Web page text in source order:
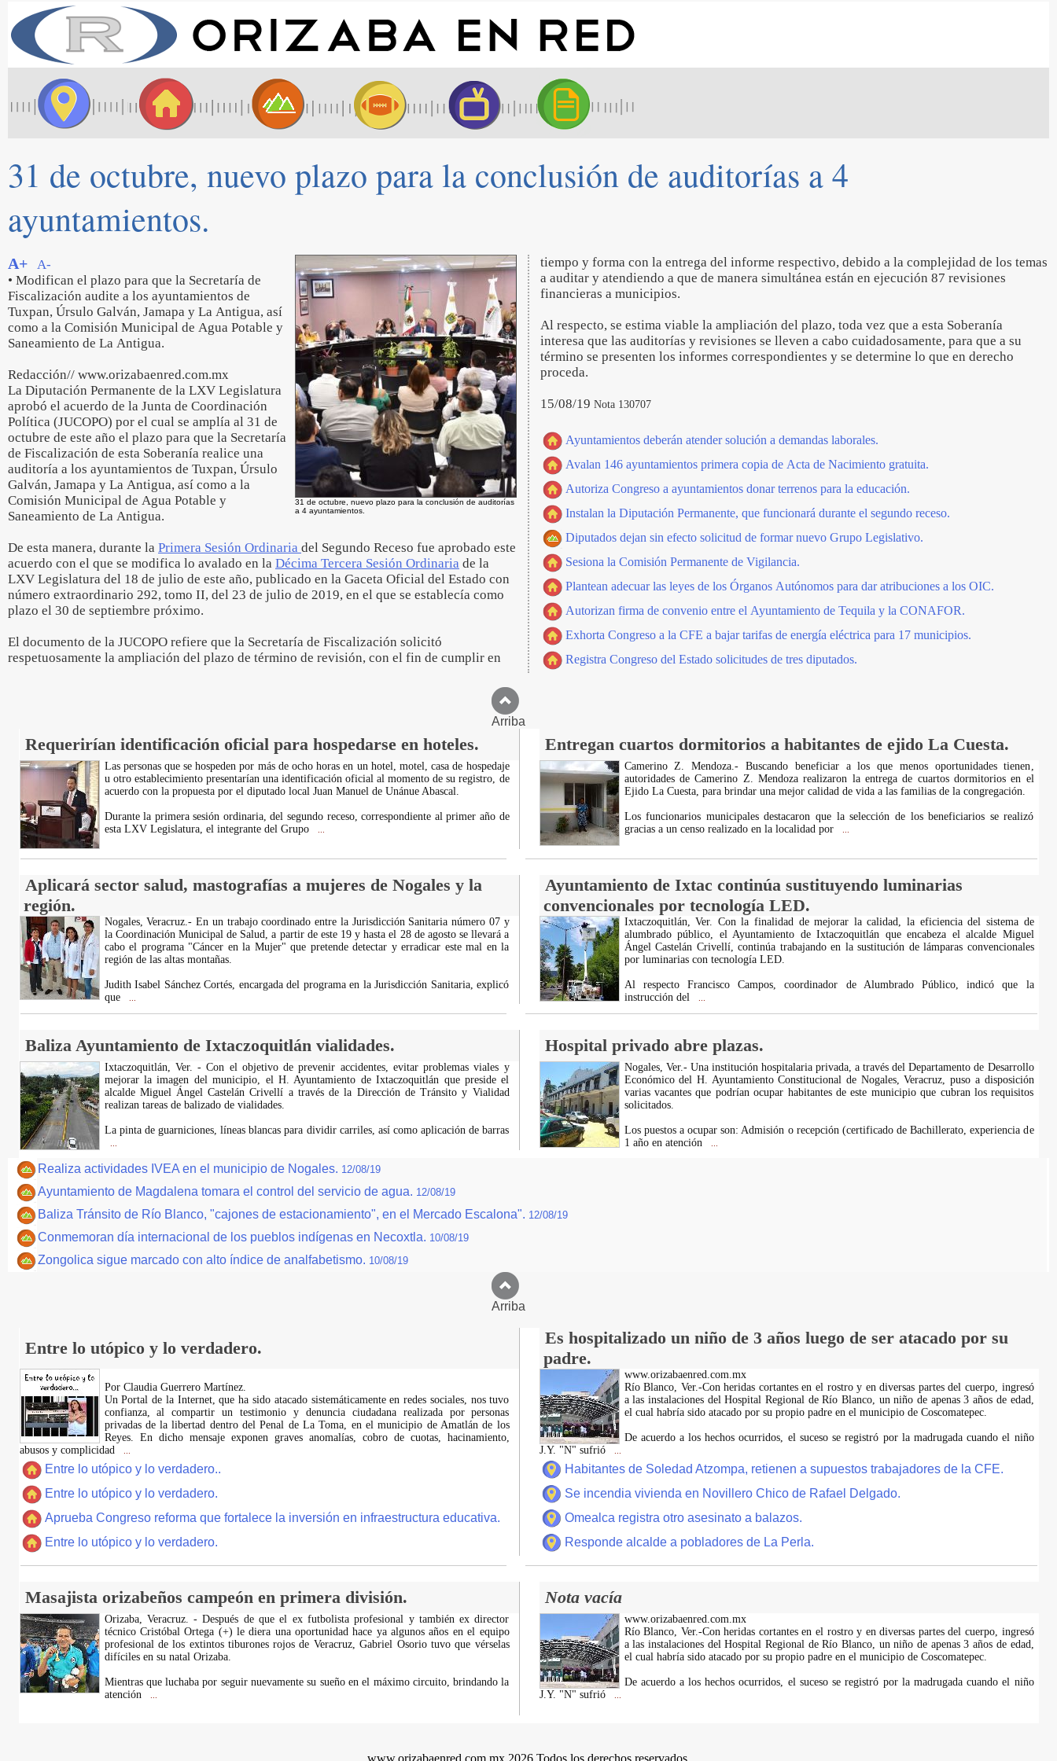
31 de octubre, nuevo plazo para la conclusión de auditorías a 4
ayuntamientos.
31 de octubre, nuevo plazo para la conclusión de auditorías
a 4 ayuntamientos.
A+
A-
• Modifican el plazo para que la Secretaría de
Fiscalización audite a los ayuntamientos de
Tuxpan, Úrsulo Galván, Jamapa y La Antigua, así
como a la Comisión Municipal de Agua Potable y
Saneamiento de La Antigua.
Redacción// www.orizabaenred.com.mx
La Diputación Permanente de la LXV Legislatura
aprobó el acuerdo de la Junta de Coordinación
Política (JUCOPO) por el cual se amplía al 31 de
octubre de este año el plazo para que la Secretaría
de Fiscalización de esta Soberanía realice una
auditoría a los ayuntamientos de Tuxpan, Úrsulo
Galván, Jamapa y La Antigua, así como a la
Comisión Municipal de Agua Potable y
Saneamiento de La Antigua.
De esta manera, durante la Primera Sesión Ordinaria del Segundo Receso fue aprobado este
acuerdo con el que se modifica lo avalado en la Décima Tercera Sesión Ordinaria de la
LXV Legislatura del 18 de julio de este año, publicado en la Gaceta Oficial del Estado con
número extraordinario 292, tomo II, del 23 de julio de 2019, en el que se establecía como
plazo el 30 de septiembre próximo.
El documento de la JUCOPO refiere que la Secretaría de Fiscalización solicitó
respetuosamente la ampliación del plazo de término de revisión, con el fin de cumplir en
tiempo y forma con la entrega del informe respectivo, debido a la complejidad de los temas
a auditar y atendiendo a que de manera simultánea están en ejecución 87 revisiones
financieras a municipios.
Al respecto, se estima viable la ampliación del plazo, toda vez que a esta Soberanía
interesa que las auditorías y revisiones se lleven a cabo cuidadosamente, para que a su
término se presenten los informes correspondientes y se determine lo que en derecho
proceda.
15/08/19 Nota 130707
Ayuntamientos deberán atender solución a demandas laborales.
Avalan 146 ayuntamientos primera copia de Acta de Nacimiento gratuita.
Autoriza Congreso a ayuntamientos donar terrenos para la educación.
Instalan la Diputación Permanente, que funcionará durante el segundo receso.
Diputados dejan sin efecto solicitud de formar nuevo Grupo Legislativo.
Sesiona la Comisión Permanente de Vigilancia.
Plantean adecuar las leyes de los Órganos Autónomos para dar atribuciones a los OIC.
Autorizan firma de convenio entre el Ayuntamiento de Tequila y la CONAFOR.
Exhorta Congreso a la CFE a bajar tarifas de energía eléctrica para 17 municipios.
Registra Congreso del Estado solicitudes de tres diputados.
Arriba
Requerirían identificación oficial para hospedarse en hoteles. Entregan cuartos dormitorios a habitantes de ejido La Cuesta.
Las personas que se hospeden por más de ocho horas en un hotel, motel, casa de hospedaje
u otro establecimiento presentarían una identificación oficial al momento de su registro, de
acuerdo con la propuesta por el diputado local Juan Manuel de Unánue Abascal.
Durante la primera sesión ordinaria, del segundo receso, correspondiente al primer año de
esta LXV Legislatura, el integrante del Grupo
Camerino Z. Mendoza.- Buscando beneficiar a los que menos oportunidades tienen,
autoridades de Camerino Z. Mendoza realizaron la entrega de cuartos dormitorios en el
Ejido La Cuesta, para brindar una mejor calidad de vida a las familias de la congregación.
Los funcionarios municipales destacaron que la selección de los beneficiarios se realizó
gracias a un censo realizado en la localidad por
Aplicará sector salud, mastografías a mujeres de Nogales y la
región.
Ayuntamiento de Ixtac continúa sustituyendo luminarias
convencionales por tecnología LED.
Nogales, Veracruz.- En un trabajo coordinado entre la Jurisdicción Sanitaria número 07 y
la Coordinación Municipal de Salud, a partir de este 19 y hasta el 28 de agosto se llevará a
cabo el programa "Cáncer en la Mujer" que pretende detectar y erradicar este mal en la
región de las altas montañas.
Judith Isabel Sánchez Cortés, encargada del programa en la Jurisdicción Sanitaria, explicó
que
Ixtaczoquitlán, Ver. Con la finalidad de mejorar la calidad, la eficiencia del sistema de
alumbrado público, el Ayuntamiento de Ixtaczoquitlán que encabeza el alcalde Miguel
Ángel Castelán Crivellí, continúa trabajando en la sustitución de lámparas convencionales
por luminarias con tecnología LED.
Al respecto Francisco Campos, coordinador de Alumbrado Público, indicó que la
instrucción del
Baliza Ayuntamiento de Ixtaczoquitlán vialidades. Hospital privado abre plazas.
Ixtaczoquitlán, Ver. - Con el objetivo de prevenir accidentes, evitar problemas viales y
mejorar la imagen del municipio, el H. Ayuntamiento de Ixtaczoquitlán que preside el
alcalde Miguel Ángel Castelán Crivellí a través de la Dirección de Tránsito y Vialidad
realizan tareas de balizado de vialidades.
La pinta de guarniciones, líneas blancas para dividir carriles, así como aplicación de barras
Nogales, Ver.- Una institución hospitalaria privada, a través del Departamento de Desarrollo
Económico del H. Ayuntamiento Constitucional de Nogales, Veracruz, puso a disposición
varias vacantes que podrían ocupar habitantes de este municipio que cubran los requisitos
solicitados.
Los puestos a ocupar son: Admisión o recepción (certificado de Bachillerato, experiencia de
1 año en atención
Realiza actividades IVEA en el municipio de Nogales. 12/08/19
Ayuntamiento de Magdalena tomara el control del servicio de agua. 12/08/19
Baliza Tránsito de Río Blanco, "cajones de estacionamiento", en el Mercado Escalona". 12/08/19
Conmemoran día internacional de los pueblos indígenas en Necoxtla. 10/08/19
Zongolica sigue marcado con alto índice de analfabetismo. 10/08/19
Arriba
Entre lo utópico y lo verdadero.
Es hospitalizado un niño de 3 años luego de ser atacado por su
padre.
Por Claudia Guerrero Martínez.
​Un Portal de la Internet, que ha sido atacado sistemáticamente en redes sociales, nos tuvo
confianza, al compartir un testimonio y denuncia ciudadana realizada por personas
privadas de la libertad dentro del Penal de La Toma, en el municipio de Amatlán de los
Reyes. En dicho mensaje exponen graves anomalías, cobro de cuotas, hacinamiento,
abusos y complicidad
Entre lo utópico y lo verdadero..
Entre lo utópico y lo verdadero.
Aprueba Congreso reforma que fortalece la inversión en infraestructura educativa.
Entre lo utópico y lo verdadero.
www.orizabaenred.com.mx
Río Blanco, Ver.-Con heridas cortantes en el rostro y en diversas partes del cuerpo, ingresó
a las instalaciones del Hospital Regional de Río Blanco, un niño de apenas 3 años de edad,
el cual habría sido atacado por su propio padre en el municipio de Coscomatepec.
De acuerdo a los hechos ocurridos, el suceso se registró por la madrugada cuando el niño
J.Y. "N" sufrió
Habitantes de Soledad Atzompa, retienen a supuestos trabajadores de la CFE.
Se incendia vivienda en Novillero Chico de Rafael Delgado.
Omealca registra otro asesinato a balazos.
Responde alcalde a pobladores de La Perla.
Masajista orizabeños campeón en primera división. Nota vacía
Orizaba, Veracruz. - Después de que el ex futbolista profesional y también ex director
técnico Cristóbal Ortega (+) le diera una oportunidad hace ya algunos años en el equipo
profesional de los extintos tiburones rojos de Veracruz, Gabriel Osorio tuvo que vérselas
difíciles en su natal Orizaba.
Mientras que luchaba por seguir nuevamente su sueño en el máximo circuito, brindando la
atención
www.orizabaenred.com.mx
Río Blanco, Ver.-Con heridas cortantes en el rostro y en diversas partes del cuerpo, ingresó
a las instalaciones del Hospital Regional de Río Blanco, un niño de apenas 3 años de edad,
el cual habría sido atacado por su propio padre en el municipio de Coscomatepec.
De acuerdo a los hechos ocurridos, el suceso se registró por la madrugada cuando el niño
J.Y. "N" sufrió
www.orizabaenred.com.mx 2026 Todos los derechos reservados.